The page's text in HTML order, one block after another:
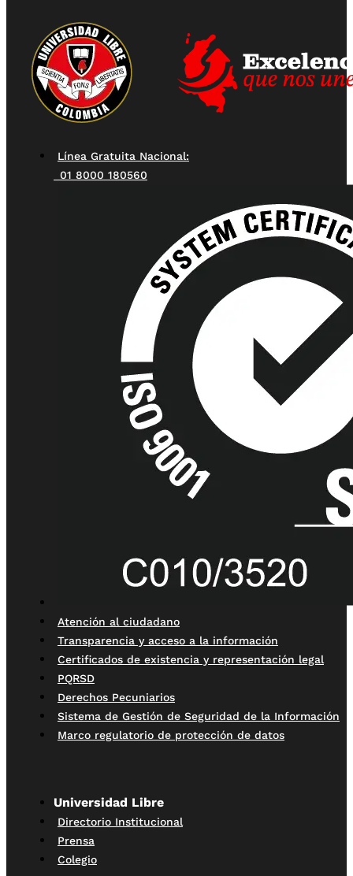
Línea Gratuita Nacional:
01 8000 180560
Atención al ciudadano
Transparencia y acceso a la información
Certificados de existencia y representación legal
PQRSD
Derechos Pecuniarios
Sistema de Gestión de Seguridad de la Información
Marco regulatorio de protección de datos
Universidad Libre
Directorio Institucional
Prensa
Colegio